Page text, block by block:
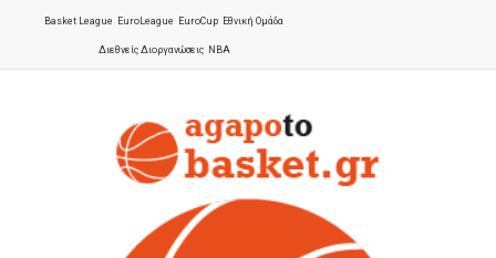
Basket League EuroLeague EuroCup Εθνική Ομάδα
Διεθνείς Διοργανώσεις NBA